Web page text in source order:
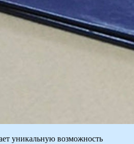
уникальную возможность